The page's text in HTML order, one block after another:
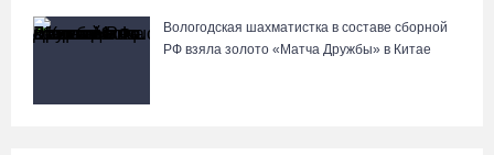
Вологодская шахматистка в составе сборной
РФ взяла золото «Матча Дружбы» в Китае